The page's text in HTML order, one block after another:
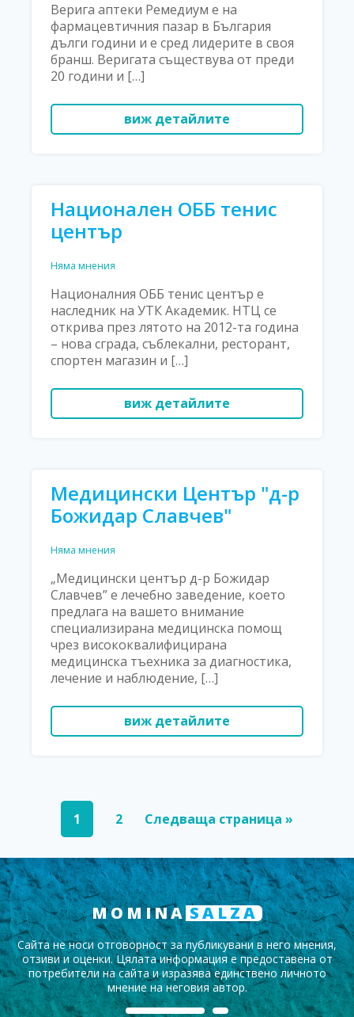
Верига аптеки Ремедиум е на
фармацевтичния пазар в България
дълги години и е сред лидерите в своя
бранш. Веригата съществува от преди
20 години и […]
виж детайлите
Национален ОББ тенис
център
Няма мнения
Националния ОББ тенис център е
наследник на УТК Академик. НТЦ се
открива през лятото на 2012-та година
– нова сграда, съблекални, ресторант,
спортен магазин и […]
виж детайлите
Медицински Център "д-р
Божидар Славчев"
Няма мнения
„Медицински център д-р Божидар
Славчев” е лечебно заведение, което
предлага на вашето внимание
специализирана медицинска помощ
чрез висококвалифицирана
медицинска тъехника за диагностика,
лечение и наблюдение, […]
виж детайлите
1 2 Следваща страница »
MOMINA SALZA
Сайта не носи отговорност за публикувани в него мнения,
отзиви и оценки. Цялата информация е предоставена от
потребители на сайта и изразява единствено личното
мнение на неговия автор.